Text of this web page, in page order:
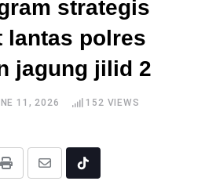
strategis
lantas polres
jagung jilid 2
11, 2026 152 VIEWS
Print
Share
Tiktok